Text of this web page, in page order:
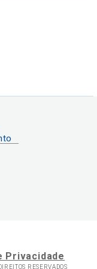
Privacidade
RESERVADOS